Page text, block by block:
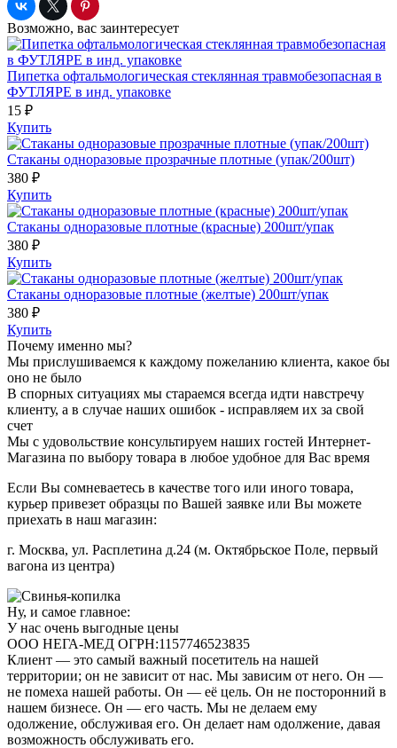
Возможно, вас заинтересует
Пипетка офтальмологическая стеклянная травмобезопасная в
ФУТЛЯРЕ в инд. упаковке
15 ₽
Купить
Стаканы одноразовые прозрачные плотные (упак/200шт)
380 ₽
Купить
Стаканы одноразовые плотные (красные) 200шт/упак
380 ₽
Купить
Стаканы одноразовые плотные (желтые) 200шт/упак
380 ₽
Купить
Почему именно мы?
Мы прислушиваемся к каждому пожеланию клиента, какое бы
оно не было
В спорных ситуациях мы стараемся всегда идти навстречу
клиенту, а в случае наших ошибок - исправляем их за свой
счет
Мы с удовольствие консультируем наших гостей Интернет-
Магазина по выбору товара в любое удобное для Вас время
Если Вы сомневаетесь в качестве того или иного товара,
курьер привезет образцы по Вашей заявке или Вы можете
приехать в наш магазин:
г. Москва, ул. Расплетина д.24 (м. Октябрьское Поле, первый
вагона из центра)
Ну, и самое главное:
У нас очень выгодные цены
ООО НЕГА-МЕД ОГРН:1157746523835
Клиент — это самый важный посетитель на нашей
территории; он не зависит от нас. Мы зависим от него. Он —
не помеха нашей работы. Он — её цель. Он не посторонний в
нашем бизнесе. Он — его часть. Мы не делаем ему
одолжение, обслуживая его. Он делает нам одолжение, давая
возможность обслуживать его.